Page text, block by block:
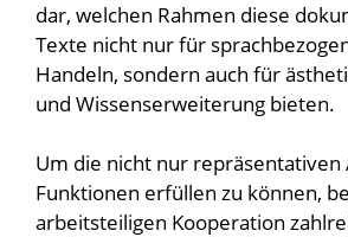
dar, welchen Rahmen diese
Texte nicht nur für
Handeln, sondern auch für
und Wissenserweiterung bieten.
Um die nicht nur repräsentativen
Funktionen erfüllen zu können,
arbeitsteiligen Kooperation